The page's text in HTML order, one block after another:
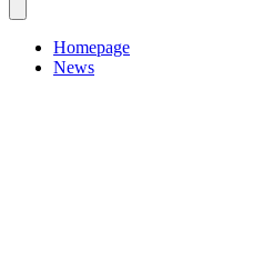
Homepage
News